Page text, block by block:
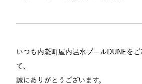
いつも内灘町屋内温水プールDUNEを
て、
誠にありがとうございます。